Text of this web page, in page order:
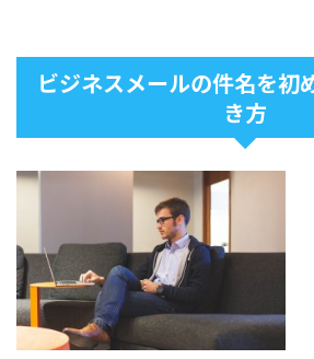
ビジネスメールの件名を初
き方